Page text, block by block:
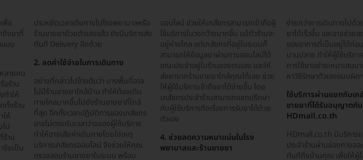
พื่อ
ถึงยาที่
บบ
ลายคน
อร้าน
ทำให้
ทั้งร้าน
ห้
ป
าน
จึงเป็น
ประหยัดเวลาเดินทางไปโรงพยาบาลหรือ
ร้านขายยาด้วยตัวเองแล้ว ยังมีบริการส่ง
ทันที Delivery อีกด้วย
2. ลดค่าใช้จ่ายในการเดินทาง
อย่างที่กล่าวไปข้างต้นว่า บางพื้นที่อาจ
ไม่มีร้านขายยาใกล้บ้าน ทำให้ต้องเดิน
ทางไกลมากขึ้นไปยังร้านขายยาที่ใกล้
ที่สุด อีกทั้งเวลาปฏิบัติการของเภสัชกร
อาจไม่ตรงกับเวลาว่างของผู้ใช้บริการ
ทำให้อาจเสียค่าเดินทางโดยใช่เหตุ
บริการเภสัชกรออนไลน์ จึงช่วยให้คุณ
ตรวจสอบร้านขายยาในระบบ พร้อม
ออนไลน์ ช่วยให้เภสัชกรสามารถเข้าถึงผู้
ใช้บริการในวงกว้างมากขึ้น แม้ตัวร้านจะ
อยู่ห่างไกล แต่เภสัชกรที่อยู่ในระบบก็
สามารถให้ข้อมูลยาผ่านทางออนไลน์ได้
ขณะประจำอยู่ในร้านของตนเอง และให้
ส่งยาจากร้านขายยาใกล้คุณได้เลย ช่วย
ให้ผู้ใช้บริการเข้าถึงยาได้ง่ายขึ้น โดย
เภสัชกรประจำร้านสามารถแชทปรึกษา
กับผู้ใช้บริการถึงเรื่องการรับยาได้ด้วย
ตัวเอง
4. ช่วยลดความหนาแน่นในโรง
พยาบาลและร้านขายยา
ง่ายกว่าการเดินทางไปด้ว
ยาได้เร็วขึ้น และอาจช่วย
ของอาการที่เป็นอยู่ได้ก่อ
บานปลาย ทำให้ผู้ใช้บริกา
การใช้ยาอย่างเหมาะสมม
หาวิธีรักษาตัวเองแบบผิดๆ
ใช้บริการผ่านแชทกับเภ
ขายยาที่ได้รับอนุญาตกับ
HDmall.co.th
HDmall.co.th มีบริการ
ประจำร้านผ่านช่องทางอ
ทันทีถึงบ้านคุณ เพื่อให้ผู้ใ